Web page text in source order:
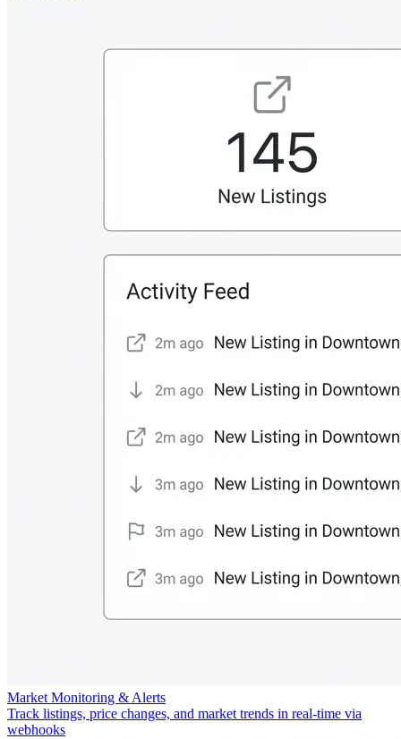
Market Monitoring & Alerts
Track listings, price changes, and market trends in real-time via
webhooks